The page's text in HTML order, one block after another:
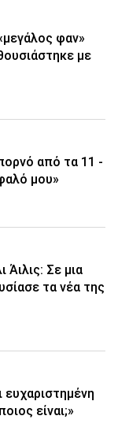
φαν»
με
από τα 11 -
μου»
Άιλις: Σε μια
τα νέα της
ευχαριστημένη
είναι;»